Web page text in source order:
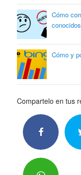
Cómo
conocidos
Cómo y
Compartelo en tus